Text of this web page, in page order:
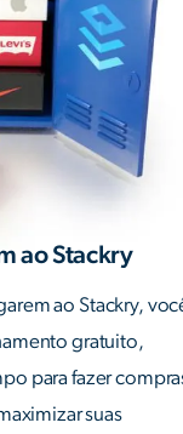
ao Stackry
ao Stackry,
gratuito,
para fazer
suas